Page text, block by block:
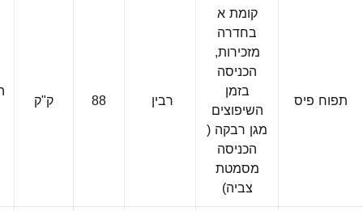
תפוח פיס
קומת א
בחדרה
מזכירות,
הכניסה
בזמן
השיפוצים
מגן רבקה (
הכניסה
מסמטת
צביה)
רבין 88 ק"ק